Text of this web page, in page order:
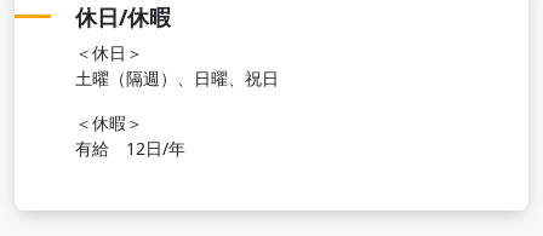
休日/休暇
＜休日＞
土曜（隔週）、日曜、祝日
＜休暇＞
有給 12日/年